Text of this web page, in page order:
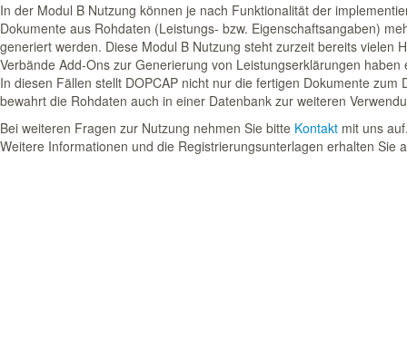
In der Modul B Nutzung können je nach Funktionalität der
Dokumente aus Rohdaten (Leistungs- bzw. Eigenschaftsangaben)
generiert werden. Diese Modul B Nutzung steht zurzeit bereits vielen
Verbände Add-Ons zur Generierung von Leistungserklärungen
In diesen Fällen stellt DOPCAP nicht nur die fertigen Dokumente zum
bewahrt die Rohdaten auch in einer Datenbank zur weiteren
Bei weiteren Fragen zur Nutzung nehmen Sie bitte Kontakt mit uns
Weitere Informationen und die Registrierungsunterlagen erhalten Sie